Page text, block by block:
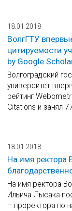
18.01.2018
ВолгГТУ
цитируемости
by Google
Волгоградский
университет
рейтинг
Citations и занял
18.01.2018
На имя ректора
На имя ректора
Ильича Лысака
– проректора по